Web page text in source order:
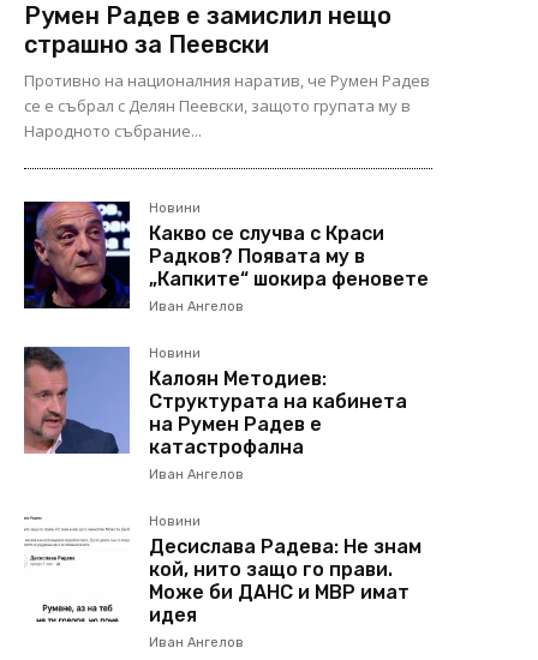
Румен Радев е замислил нещо
страшно за Пеевски
Противно на националния наратив, че Румен Радев
се е събрал с Делян Пеевски, защото групата му в
Народното събрание...
Новини
Какво се случва с Краси
Радков? Появата му в
„Капките“ шокира феновете
Иван Ангелов
Новини
Калоян Методиев:
Структурата на кабинета
на Румен Радев е
катастрофална
Иван Ангелов
Новини
Десислава Радева: Не знам
кой, нито защо го прави.
Може би ДАНС и МВР имат
идея
Иван Ангелов